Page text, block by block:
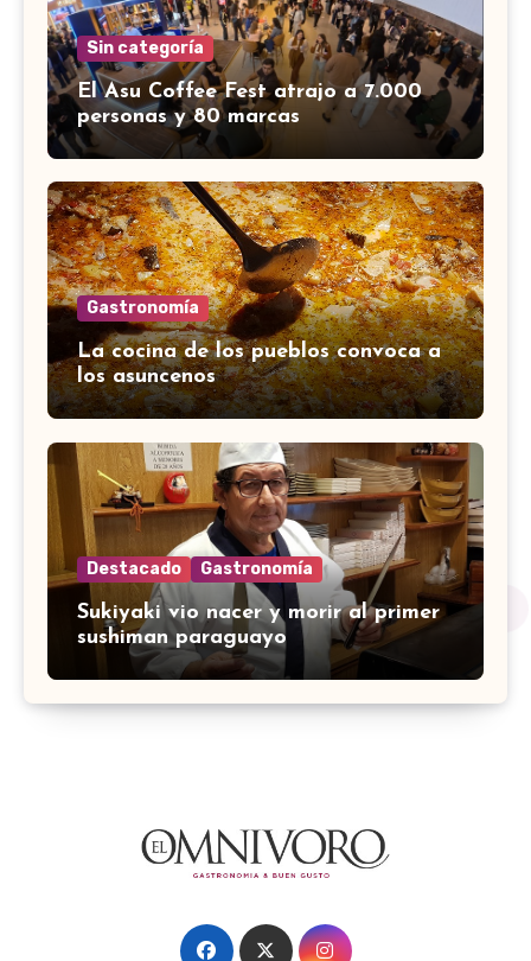
Sin categoría
El Asu Coffee Fest atrajo a 7.000
personas y 80 marcas
Gastronomía
La cocina de los pueblos convoca a
los asuncenos
Destacado Gastronomía
Sukiyaki vio nacer y morir al primer
sushiman paraguayo